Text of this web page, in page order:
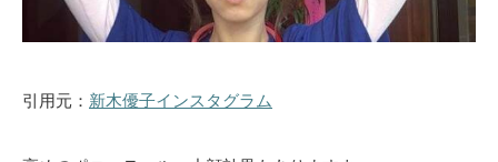
引用元： 新木優子インスタグラム